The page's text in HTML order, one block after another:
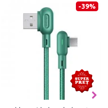
-39%